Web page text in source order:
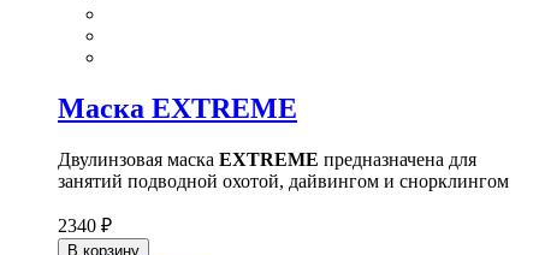
Маска EXTREME
Двулинзовая маска EXTREME предназначена для
занятий подводной охотой, дайвингом и снорклингом
2340 ₽
В корзину